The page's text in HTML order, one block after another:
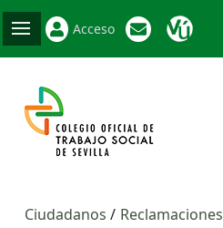
Acceso
Ciudadanos Reclamaciones